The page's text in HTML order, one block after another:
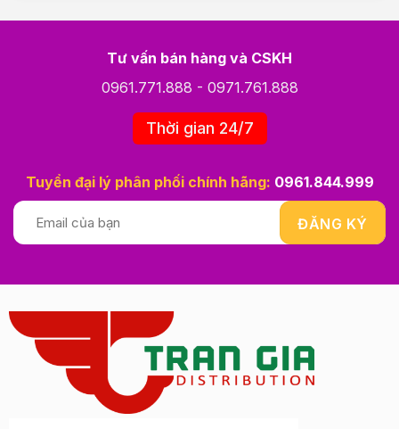
Tư vấn bán hàng và CSKH
0961.771.888 - 0971.761.888
Thời gian 24/7
Tuyển đại lý phân phối chính hãng: 0961.844.999